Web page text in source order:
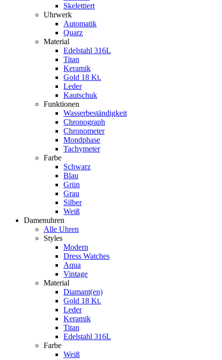
Skelettiert
Uhrwerk
Automatik
Quarz
Material
Edelstahl 316L
Titan
Keramik
Gold 18 Kt.
Leder
Kautschuk
Funktionen
Wasserbeständigkeit
Chronograph
Chronometer
Mondphase
Tachymeter
Farbe
Schwarz
Blau
Grün
Grau
Silber
Weiß
Damenuhren
Alle Uhren
Styles
Modern
Dress Watches
Aqua
Vintage
Material
Diamant(en)
Gold 18 Kt.
Leder
Keramik
Titan
Edelstahl 316L
Farbe
Weiß